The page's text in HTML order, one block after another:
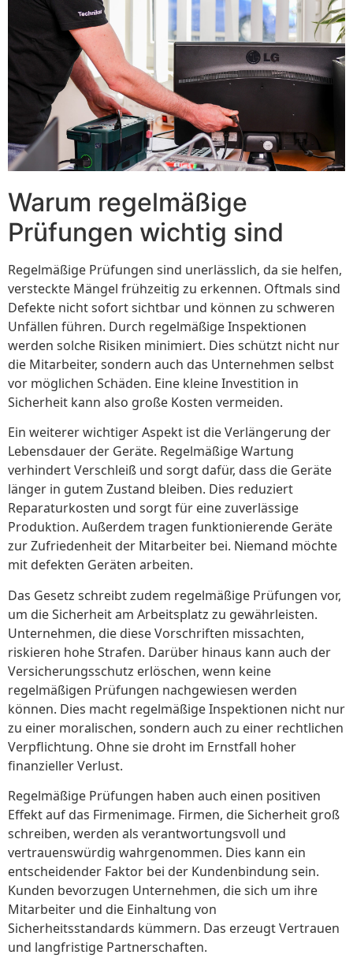
Warum regelmäßige
Prüfungen wichtig sind
Regelmäßige Prüfungen sind unerlässlich, da sie helfen,
versteckte Mängel frühzeitig zu erkennen. Oftmals sind
Defekte nicht sofort sichtbar und können zu schweren
Unfällen führen. Durch regelmäßige Inspektionen
werden solche Risiken minimiert. Dies schützt nicht nur
die Mitarbeiter, sondern auch das Unternehmen selbst
vor möglichen Schäden. Eine kleine Investition in
Sicherheit kann also große Kosten vermeiden.
Ein weiterer wichtiger Aspekt ist die Verlängerung der
Lebensdauer der Geräte. Regelmäßige Wartung
verhindert Verschleiß und sorgt dafür, dass die Geräte
länger in gutem Zustand bleiben. Dies reduziert
Reparaturkosten und sorgt für eine zuverlässige
Produktion. Außerdem tragen funktionierende Geräte
zur Zufriedenheit der Mitarbeiter bei. Niemand möchte
mit defekten Geräten arbeiten.
Das Gesetz schreibt zudem regelmäßige Prüfungen vor,
um die Sicherheit am Arbeitsplatz zu gewährleisten.
Unternehmen, die diese Vorschriften missachten,
riskieren hohe Strafen. Darüber hinaus kann auch der
Versicherungsschutz erlöschen, wenn keine
regelmäßigen Prüfungen nachgewiesen werden
können. Dies macht regelmäßige Inspektionen nicht nur
zu einer moralischen, sondern auch zu einer rechtlichen
Verpflichtung. Ohne sie droht im Ernstfall hoher
finanzieller Verlust.
Regelmäßige Prüfungen haben auch einen positiven
Effekt auf das Firmenimage. Firmen, die Sicherheit groß
schreiben, werden als verantwortungsvoll und
vertrauenswürdig wahrgenommen. Dies kann ein
entscheidender Faktor bei der Kundenbindung sein.
Kunden bevorzugen Unternehmen, die sich um ihre
Mitarbeiter und die Einhaltung von
Sicherheitsstandards kümmern. Das erzeugt Vertrauen
und langfristige Partnerschaften.